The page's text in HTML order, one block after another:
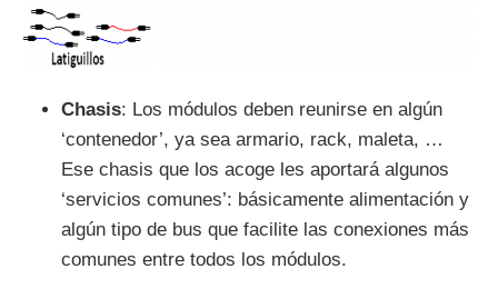
Chasis: Los módulos deben reunirse en algún
‘contenedor’, ya sea armario, rack, maleta, …
Ese chasis que los acoge les aportará algunos
‘servicios comunes’: básicamente alimentación y
algún tipo de bus que facilite las conexiones más
comunes entre todos los módulos.